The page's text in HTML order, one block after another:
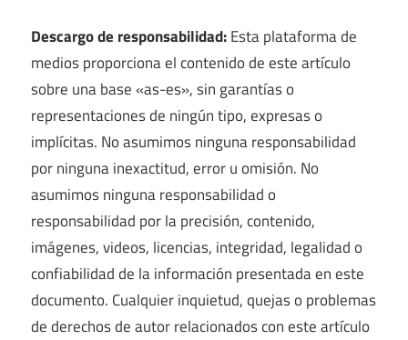
Descargo de responsabilidad:Esta plataforma de
medios proporciona el contenido de este artículo
sobre una base «as-es», sin garantías o
representaciones de ningún tipo, expresas o
implícitas. No asumimos ninguna responsabilidad
por ninguna inexactitud, error u omisión. No
asumimos ninguna responsabilidad o
responsabilidad por la precisión, contenido,
imágenes, videos, licencias, integridad, legalidad o
confiabilidad de la información presentada en este
documento. Cualquier inquietud, quejas o problemas
de derechos de autor relacionados con este artículo